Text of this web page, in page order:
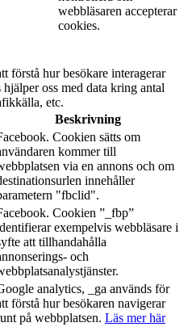
webbläsaren accepterar
cookies.
förstå hur besökare interagerar
oss med data kring antal
etc.
Beskrivning
Cookien sätts om
kommer till
via en annons och om
innehåller
"fbclid".
Cookien ”_fbp”
exempelvis webbläsare i
att tillhandahålla
och
analytics, _ga används för
förstå hur besökaren navigerar
på webbplatsen. Läs mer här